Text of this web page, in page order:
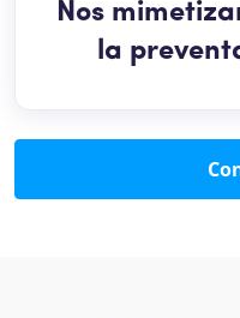
Nos
la